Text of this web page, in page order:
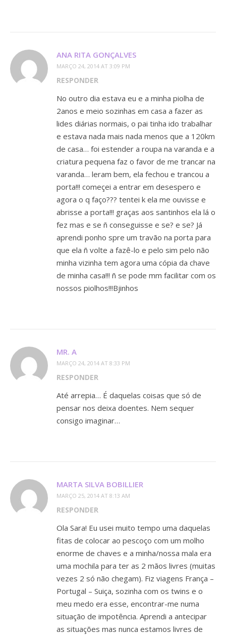
ANA RITA GONÇALVES
MARÇO 24, 2014 AT 3:09 PM
RESPONDER
No outro dia estava eu e a minha piolha de
2anos e meio sozinhas em casa a fazer as
lides diárias normais, o pai tinha ido trabalhar
e estava nada mais nada menos que a 120km
de casa… foi estender a roupa na varanda e a
criatura pequena faz o favor de me trancar na
varanda… leram bem, ela fechou e trancou a
porta!!! começei a entrar em desespero e
agora o q faço??? tentei k ela me ouvisse e
abrisse a porta!!! graças aos santinhos ela lá o
fez mas e se ñ conseguisse e se? e se? Já
aprendi ponho spre um travão na porta para
que ela ñ volte a fazê-lo e pelo sim pelo não
minha vizinha tem agora uma cópia da chave
de minha casa!!! ñ se pode mm facilitar com os
nossos piolhos!!!Bjinhos
MR. A
MARÇO 24, 2014 AT 8:33 PM
RESPONDER
Até arrepia… É daquelas coisas que só de
pensar nos deixa doentes. Nem sequer
consigo imaginar…
MARTA SILVA BOBILLIER
MARÇO 25, 2014 AT 8:13 AM
RESPONDER
Ola Sara! Eu usei muito tempo uma daquelas
fitas de colocar ao pescoço com um molho
enorme de chaves e a minha/nossa mala era
uma mochila para ter as 2 mãos livres (muitas
vezes 2 só não chegam). Fiz viagens França –
Portugal – Suiça, sozinha com os twins e o
meu medo era esse, encontrar-me numa
situação de impotência. Aprendi a antecipar
as situações mas nunca estamos livres de